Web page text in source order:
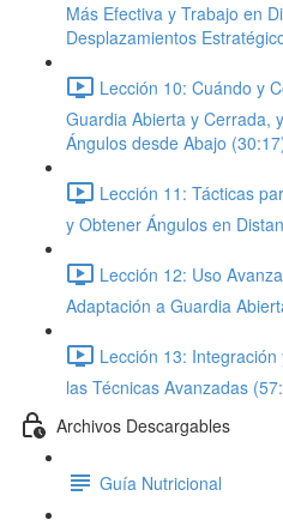
Más Efectiva y Trabajo en
Desplazamientos
Lección 10: Cuándo y
Guardia Abierta y Cerrada,
Ángulos desde Abajo
Lección 11: Tácticas
y Obtener Ángulos en
Lección 12: Uso
Adaptación a Guardia
Lección 13:
las Técnicas Avanzadas
Archivos Descargables
Guía Nutricional